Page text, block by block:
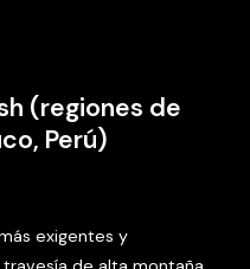
(regiones de
Perú)
exigentes y